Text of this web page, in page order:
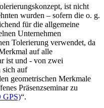
ist nicht
wurden – sofern die o. g.
für die allgemeine
Unternehmen
Tolerierung verwendet, da
auf alle
ist und - von zwei
sich auf
geometrischen Merkmale
Präsenzseminar zu
GPS)“.